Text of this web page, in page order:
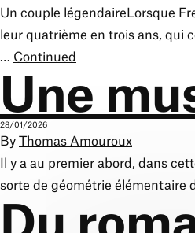
Un couple légendaireLorsque
leur quatrième en trois ans, qui
… Continued
Une
28/01/2026
ByThomas Amouroux
Il y a au premier abord, dans
sorte de géométrie élémentaire